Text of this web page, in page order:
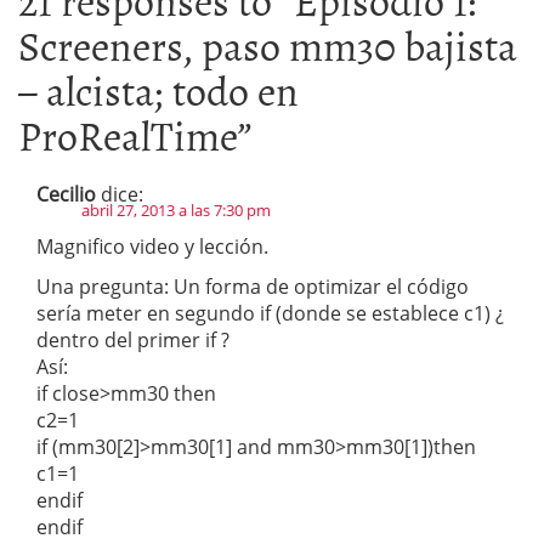
Screeners, paso mm30 bajista
– alcista; todo en
ProRealTime”
Cecilio dice:
abril 27, 2013 a las 7:30 pm
Magnifico video y lección.
Una pregunta: Un forma de optimizar el código
sería meter en segundo if (donde se establece c1) ¿
dentro del primer if ?
Así:
if close>mm30 then
c2=1
if (mm30[2]>mm30[1] and mm30>mm30[1])then
c1=1
endif
endif